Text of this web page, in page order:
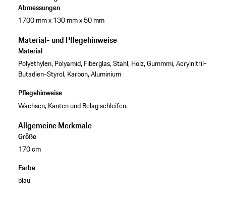
Abmessungen
1700 mm x 130 mm x 50 mm
Material- und Pflegehinweise
Material
Polyethylen, Polyamid, Fiberglas, Stahl, Holz, Gummmi, Acrylnitril-
Butadien-Styrol, Karbon, Aluminium
Pflegehinweise
Wachsen, Kanten und Belag schleifen.
Allgemeine Merkmale
Größe
170 cm
Farbe
blau